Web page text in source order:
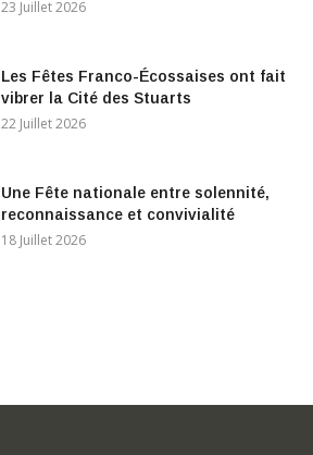
23 Juillet 2026
Les Fêtes Franco-Écossaises ont fait
vibrer la Cité des Stuarts
22 Juillet 2026
Une Fête nationale entre solennité,
reconnaissance et convivialité
18 Juillet 2026